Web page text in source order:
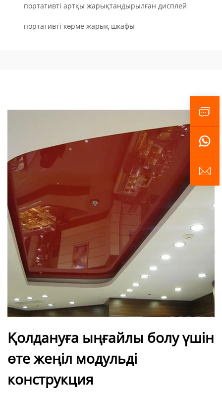
портативті артқы жарықтандырылған дисплей
портативті көрме жарық шкафы
Қолдануға ыңғайлы болу үшін
өте жеңіл модульді
конструкция